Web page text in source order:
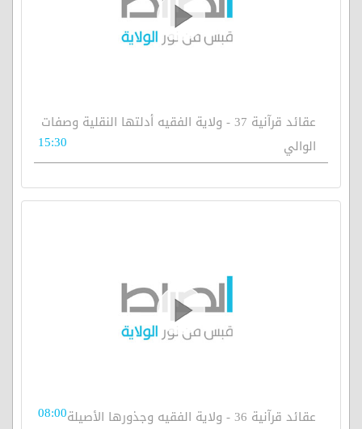
عقائد قرآنية 37 - ولاية الفقيه أدلتها النقلية وصفات
الوالي
15:30
عقائد قرآنية 36 - ولاية الفقيه وجذورها الأصيلة 08:00